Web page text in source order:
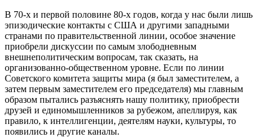
В 70-х и первой половине 80-х годов, когда у нас были лишь
эпизодические контакты с США и другими западными
странами по правительственной линии, особое значение
приобрели дискуссии по самым злободневным
внешнеполитическим вопросам, так сказать, на
организованно-общественном уровне. Если по линии
Советского комитета защиты мира (я был заместителем, а
затем первым заместителем его председателя) мы главным
образом пытались разъяснять нашу политику, приобрести
друзей и единомышленников за рубежом, апеллируя, как
правило, к интеллигенции, деятелям науки, культуры, то
появились и другие каналы.